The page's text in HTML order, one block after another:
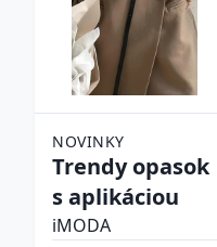
NOVINKY
Trendy opasok
s aplikáciou
iMODA